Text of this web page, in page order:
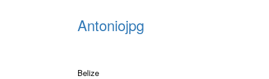
Antoniojpg
Belize